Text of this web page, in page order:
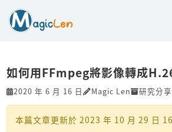
如何用FFmpeg將影像轉成
2020 年 6 月 16 日 Magic Len 研究分享
本篇文章更新於 2023 年 10 月 29 日